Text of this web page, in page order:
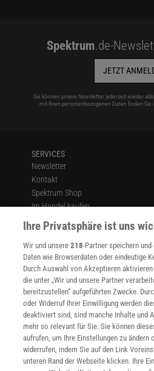
Spektrum.de-
JETZT
Sie können unsere Newsletter jederzeit wieder
mit Ihren personenbezogenen Daten finden Sie
SERVICES
Newsletter
Kontakt
Spektrum Shop
Im Handel kaufen
Presse
Verträge kündigen
Widerruf
INFO
Mediadaten
Datenschutz
Nutzungsbedingungen
Cookie-Einstellungen
Utiq verwalten
Nutzungsbasierte Onlinewerbung
Alle Artikel
Ihre Privatsphäre ist uns
Wir und unsere218-Partner speichern
Daten wie Browserdaten oder eindeutige
Durch Auswahl von Akzeptieren
die unter „Wir und unsere Partner
bereitzustellen“ aufgeführten Zwecke.
oder Widerruf Ihrer Einwilligung werden
deaktiviert sind, sind manche Inhalte und
mehr so relevant für Sie. Sie können
aufrufen, um Ihre Einstellungen zu ändern
widerrufen, indem Sie auf den Link
unteren Rand der Webseite klicken. Ihre